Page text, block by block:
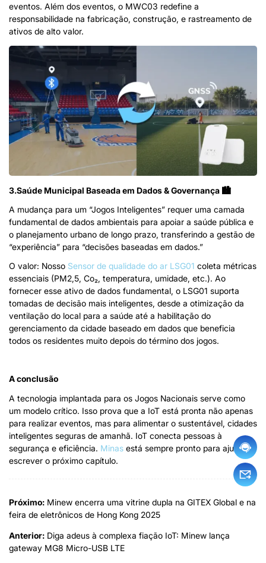
eventos. Além dos eventos, o MWC03 redefine a
responsabilidade na fabricação, construção, e rastreamento de
ativos de alto valor.
3.Saúde Municipal Baseada em Dados & Governança 🏙️
A mudança para um “Jogos Inteligentes” requer uma camada
fundamental de dados ambientais para apoiar a saúde pública e
o planejamento urbano de longo prazo, transferindo a gestão de
“experiência” para “decisões baseadas em dados.”
O valor: Nosso Sensor de qualidade do ar LSG01 coleta métricas
essenciais (PM2,5, Co₂, temperatura, umidade, etc.). Ao
fornecer esse ativo de dados fundamental, o LSG01 suporta
tomadas de decisão mais inteligentes, desde a otimização da
ventilação do local para a saúde até a habilitação do
gerenciamento da cidade baseado em dados que beneficia
todos os residentes muito depois do término dos jogos.
A conclusão
A tecnologia implantada para os Jogos Nacionais serve como
um modelo crítico. Isso prova que a IoT está pronta não apenas
para realizar eventos, mas para alimentar o sustentável, cidades
inteligentes seguras de amanhã. IoT conecta pessoas à
segurança e eficiência. Minas está sempre pronto para ajudar a
escrever o próximo capítulo.
Próximo: Minew encerra uma vitrine dupla na GITEX Global e na
feira de eletrônicos de Hong Kong 2025
Anterior: Diga adeus à complexa fiação IoT: Minew lança
gateway MG8 Micro-USB LTE